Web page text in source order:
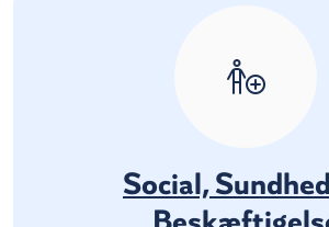
Social,